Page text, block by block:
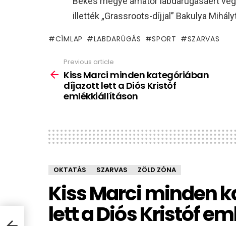
illették „Grassroots-díjjal” Bakulya
CÍMLAP LABDARÚGÁS SPORT SZARVAS
more
Previous article
Kiss Marci minden kategóriában
díjazott lett a Diós Kristóf
emlékkiállításon
OKTATÁS SZARVAS ZÖLD ZÓNA
Kiss Marci minden
lett a Diós Kristóf